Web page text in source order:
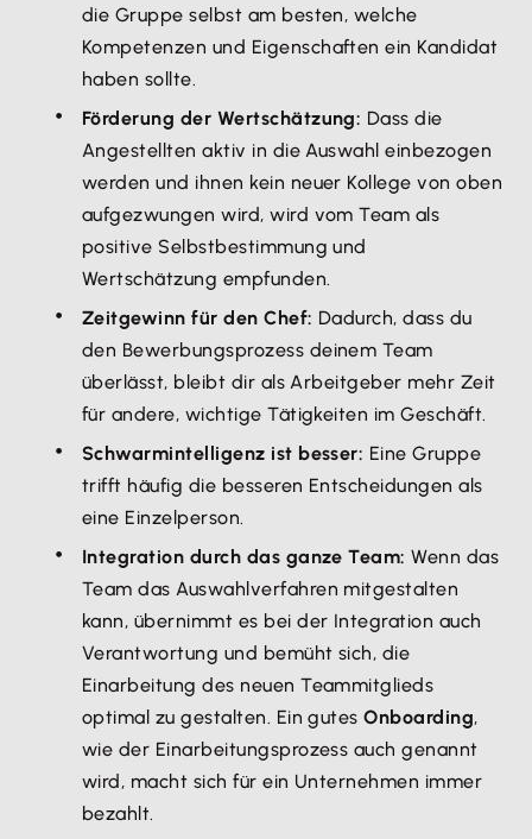
die Gruppe selbst am besten, welche
Kompetenzen und Eigenschaften ein Kandidat
haben sollte.
Förderung der Wertschätzung: Dass die
Angestellten aktiv in die Auswahl einbezogen
werden und ihnen kein neuer Kollege von oben
aufgezwungen wird, wird vom Team als
positive Selbstbestimmung und
Wertschätzung empfunden.
Zeitgewinn für den Chef: Dadurch, dass du
den Bewerbungsprozess deinem Team
überlässt, bleibt dir als Arbeitgeber mehr Zeit
für andere, wichtige Tätigkeiten im Geschäft.
Schwarmintelligenz ist besser: Eine Gruppe
trifft häufig die besseren Entscheidungen als
eine Einzelperson.
Integration durch das ganze Team:Wenn das
Team das Auswahlverfahren mitgestalten
kann, übernimmt es bei der Integration auch
Verantwortung und bemüht sich, die
Einarbeitung des neuen Teammitglieds
optimal zu gestalten. Ein gutesOnboarding,
wie der Einarbeitungsprozess auch genannt
wird, macht sich für ein Unternehmen immer
bezahlt.